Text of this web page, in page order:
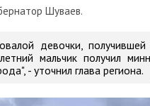
Шуваев.
девочки,
мальчик получил
- уточнил глава региона.